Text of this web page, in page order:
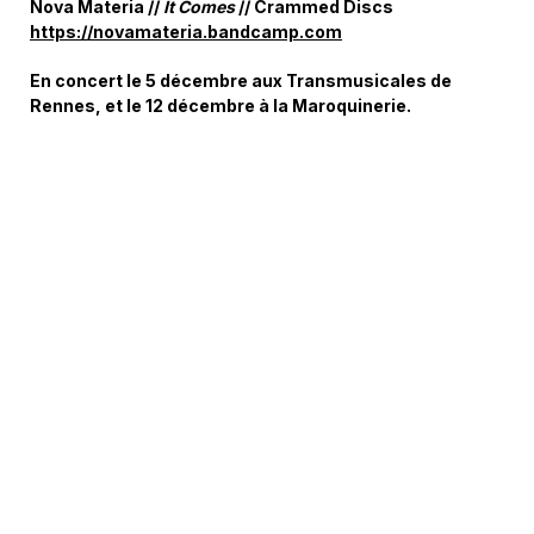
Nova Materia // It Comes// Crammed Discs
https://novamateria.bandcamp.com
En concert le 5 décembre aux Transmusicales de
Rennes, et le 12 décembre à la Maroquinerie.